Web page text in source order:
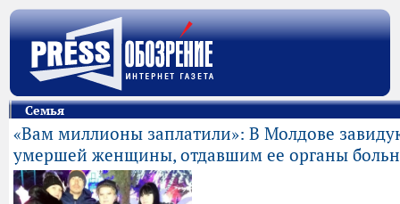
Семья
«Вам миллионы заплатили»: В Молдове
умершей женщины, отдавшим ее органы